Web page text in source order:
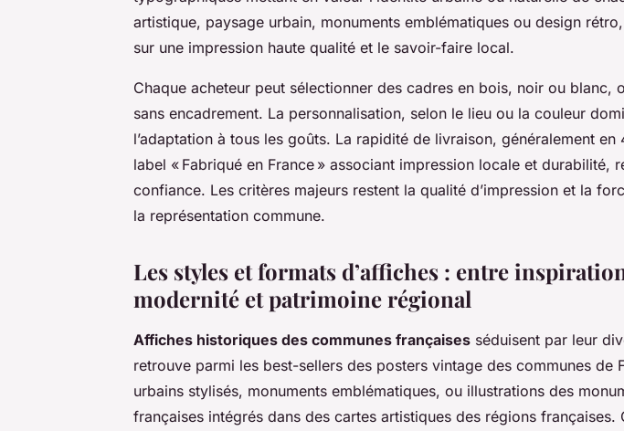
artistique, paysage urbain, monuments emblématiques ou design
sur une impression haute qualité et le savoir-faire local.
Chaque acheteur peut sélectionner des cadres en bois, noir ou blanc,
sans encadrement. La personnalisation, selon le lieu ou la couleur
l’adaptation à tous les goûts. La rapidité de livraison, généralement en
label « Fabriqué en France » associant impression locale et durabilité,
confiance. Les critères majeurs restent la qualité d’impression et la
la représentation commune.
Les styles et formats d’affiches : entre
modernité et patrimoine régional
Affiches historiques des communes françaises séduisent par leur
retrouve parmi les best-sellers des posters vintage des communes de
urbains stylisés, monuments emblématiques, ou illustrations des
françaises intégrés dans des cartes artistiques des régions françaises.